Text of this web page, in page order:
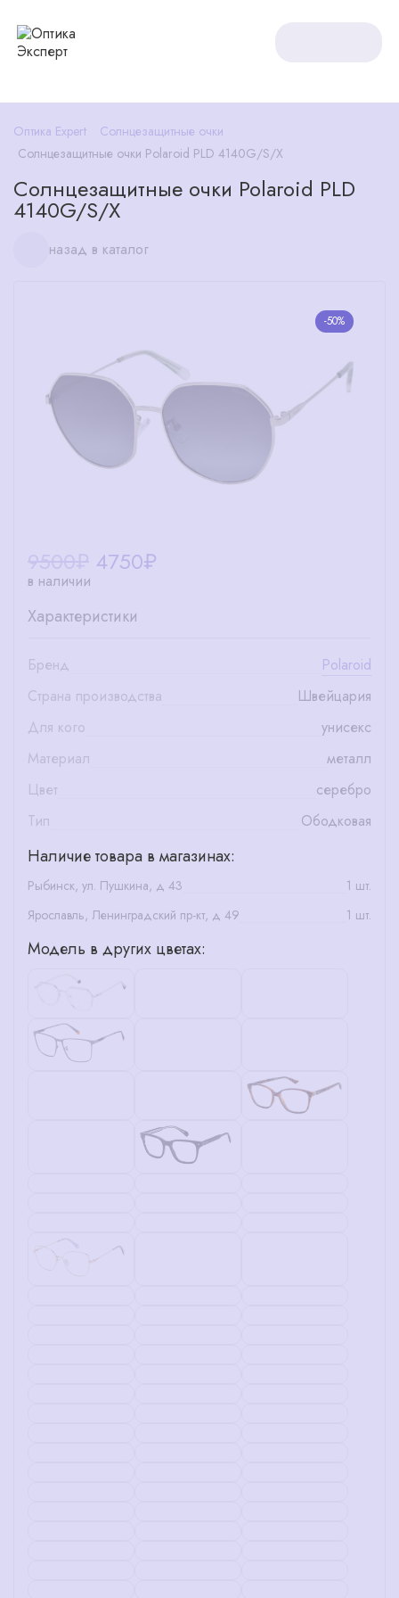
Оптика Expert
Солнцезащитные очки
Солнцезащитные очки Polaroid PLD 4140G/S/X
Солнцезащитные очки Polaroid PLD
4140G/S/X
назад в каталог
-50%
4750₽
в наличии
Характеристики
Бренд
Polaroid
Страна производства
Швейцария
Для кого
унисекс
Материал
металл
Цвет
серебро
Тип
Ободковая
Наличие товара в магазинах:
Рыбинск, ул. Пушкина, д 43
1 шт.
Ярославль, Ленинградский пр-кт, д 49
1 шт.
Модель в других цветах: